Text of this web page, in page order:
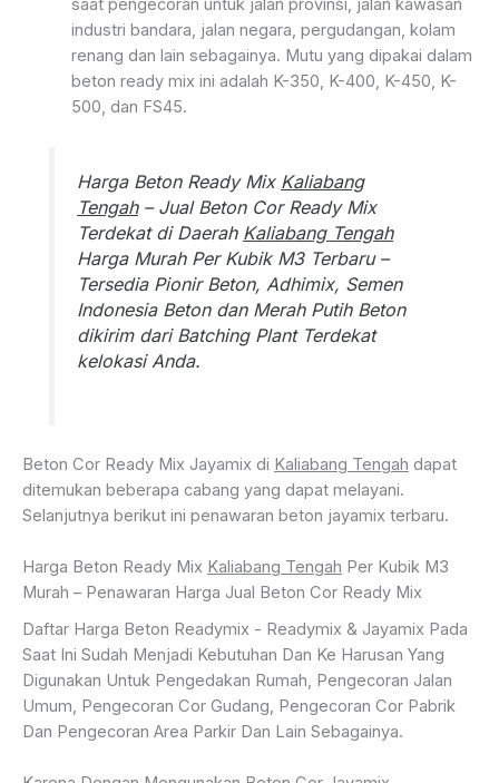
saat pengecoran untuk jalan provinsi, jalan kawasan
industri bandara, jalan negara, pergudangan, kolam
renang dan lain sebagainya. Mutu yang dipakai dalam
beton ready mix ini adalah K-350, K-400, K-450, K-
500, dan FS45.
Harga Beton Ready Mix Kaliabang
Tengah– Jual Beton Cor Ready Mix
Terdekat di Daerah Kaliabang Tengah
Harga Murah Per Kubik M3 Terbaru –
Tersedia Pionir Beton, Adhimix, Semen
Indonesia Beton dan Merah Putih Beton
dikirim dari Batching Plant Terdekat
kelokasi Anda.
Beton Cor Ready Mix Jayamix di Kaliabang Tengah dapat
ditemukan beberapa cabang yang dapat melayani.
Selanjutnya berikut ini penawaran beton jayamix terbaru.
Harga Beton Ready Mix Kaliabang Tengah Per Kubik M3
Murah – Penawaran Harga Jual Beton Cor Ready Mix
Daftar Harga Beton Readymix - Readymix & Jayamix Pada
Saat Ini Sudah Menjadi Kebutuhan Dan Ke Harusan Yang
Digunakan Untuk Pengedakan Rumah, Pengecoran Jalan
Umum, Pengecoran Cor Gudang, Pengecoran Cor Pabrik
Dan Pengecoran Area Parkir Dan Lain Sebagainya.